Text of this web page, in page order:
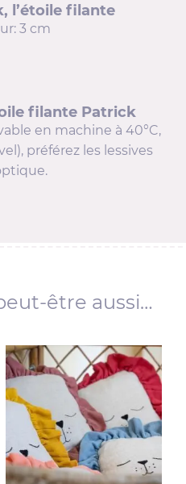
l’étoile filante
3 cm
filante Patrick
en machine à 40°C,
préférez les lessives
être aussi…